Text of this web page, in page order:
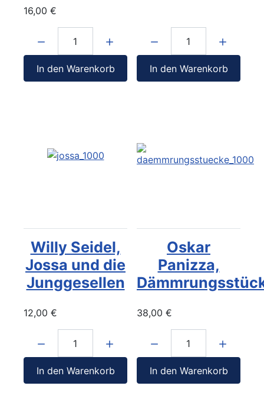
16,00 €
In den Warenkorb In den Warenkorb
Willy Seidel,
Jossa und die
Junggesellen
12,00 €
In den Warenkorb
Oskar
Panizza,
38,00 €
In den Warenkorb